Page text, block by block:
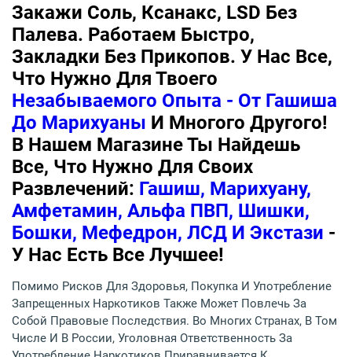
Закажи Соль, Ксанакс, LSD Без
Палева. Работаем Быстро,
Закладки Без Прикопов. У Нас Все,
Что Нужно Для Твоего
Незабываемого Опыта - От Гашиша
До Марихуаны И Многого Другого!
В Нашем Магазине Ты Найдешь
Все, Что Нужно Для Своих
Развлечений: Гашиш, Марихуану,
Амфетамин, Альфа ПВП, Шишки,
Бошки, Мефедрон, ЛСД И Экстази -
У Нас Есть Все Лучшее!
Помимо Рисков Для Здоровья, Покупка И Употребление
Запрещенных Наркотиков Также Может Повлечь За
Собой Правовые Последствия. Во Многих Странах, В Том
Числе И В России, Уголовная Ответственность За